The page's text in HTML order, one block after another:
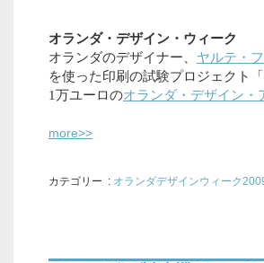
オランダ・デザイン・ウィーク
オランダのデザイナー、 ヤルテ・
を使った印刷の試験プロジェクト
1万ユーロのオランダ・デザイン・
more>>
カテゴリー : オランダデザインウィーク